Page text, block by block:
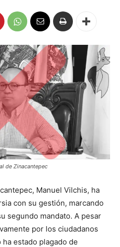
de Zinacantepec
Manuel Vilchis, ha
con su gestión, marcando
segundo mandato. A pesar
por los ciudadanos
estado plagado de